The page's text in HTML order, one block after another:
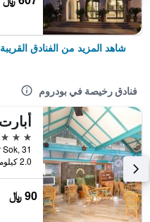
شاهد المزيد من الفنادق القريبة
فنادق رخيصة في بودروم
3 نجوم
2.0 كيلومتر عن وسط المدينة
90 ﷼